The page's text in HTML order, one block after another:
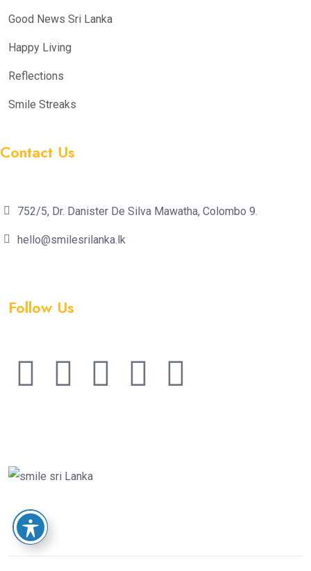
Good News Sri Lanka
Happy Living
Reflections
Smile Streaks
Contact Us
752/5, Dr. Danister De Silva Mawatha, Colombo 9.
hello@smilesrilanka.lk
Follow Us